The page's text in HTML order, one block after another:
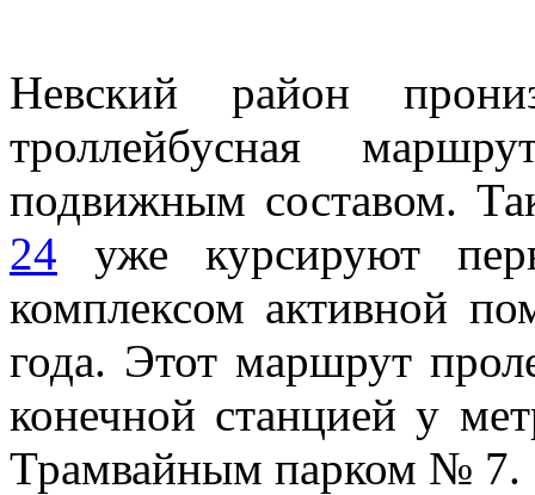
Невский район
троллейбусная
подвижным составом.
24 уже курсируют
комплексом активной
года. Этот маршрут
конечной станцией у
Трамвайным парком № 7.